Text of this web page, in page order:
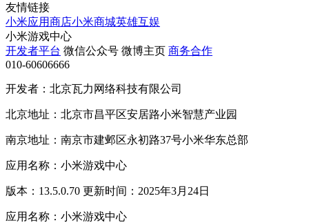
友情链接
小米应用商店小米商城英雄互娱
小米游戏中心
开发者平台 微信公众号 微博主页 商务合作
010-60606666
开发者：北京瓦力网络科技有限公司
北京地址：北京市昌平区安居路小米智慧产业园
南京地址：南京市建邺区永初路37号小米华东总部
应用名称：小米游戏中心
版本：13.5.0.70 更新时间：2025年3月24日
应用名称：小米游戏中心